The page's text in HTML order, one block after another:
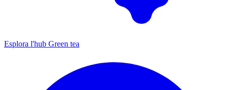
Esplora l'hub Green tea